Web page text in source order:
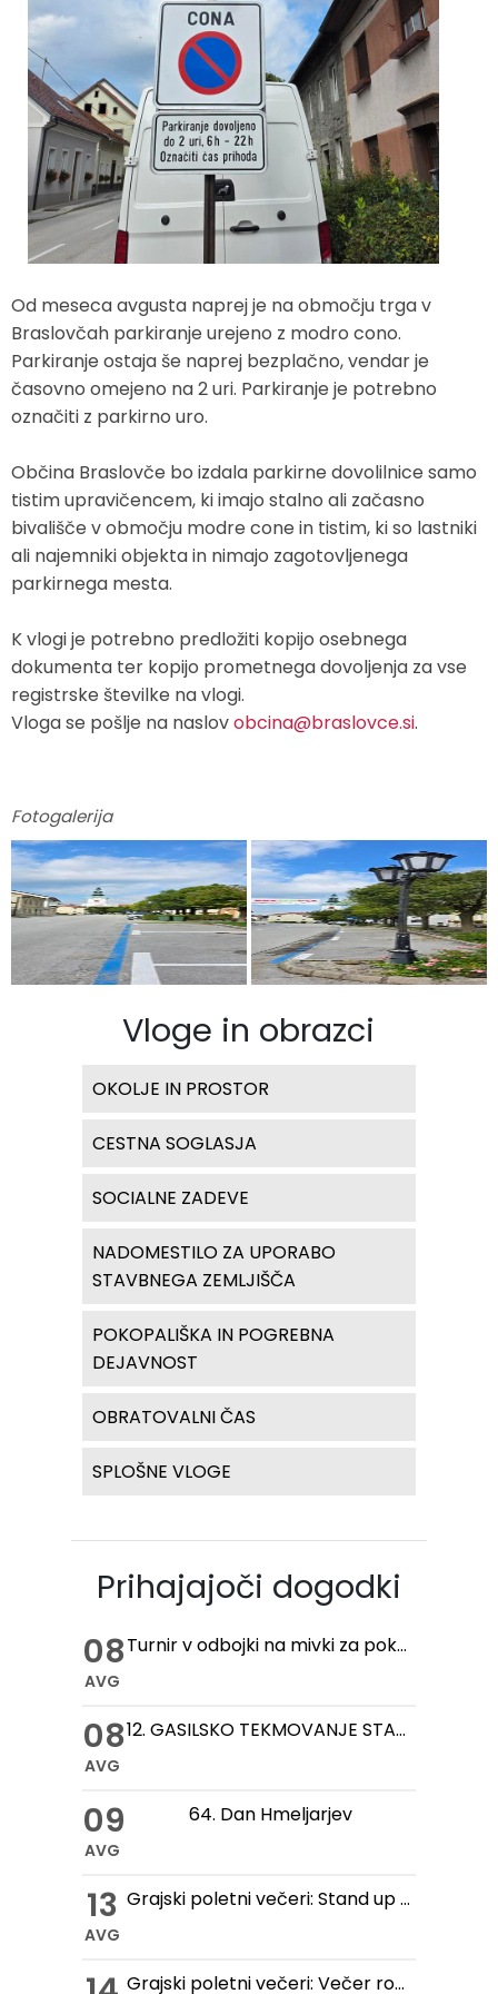
Od meseca avgusta naprej je na območju trga v
Braslovčah parkiranje urejeno z modro cono.
Parkiranje ostaja še naprej bezplačno, vendar je
časovno omejeno na 2 uri. Parkiranje je potrebno
označiti z parkirno uro.
Občina Braslovče bo izdala parkirne dovolilnice samo
tistim upravičencem, ki imajo stalno ali začasno
bivališče v območju modre cone in tistim, ki so lastniki
ali najemniki objekta in nimajo zagotovljenega
parkirnega mesta.
K vlogi je potrebno predložiti kopijo osebnega
dokumenta ter kopijo prometnega dovoljenja za vse
registrske številke na vlogi.
Vloga se pošlje na naslovobcina@braslovce.si.
Fotogalerija
Vloge in obrazci
OKOLJE IN PROSTOR
CESTNA SOGLASJA
SOCIALNE ZADEVE
NADOMESTILO ZA UPORABO
STAVBNEGA ZEMLJIŠČA
POKOPALIŠKA IN POGREBNA
DEJAVNOST
OBRATOVALNI ČAS
SPLOŠNE VLOGE
Prihajajoči dogodki
08
AVG
Turnir v odbojki na mivki za pokal hmeljske kobule
08
AVG
12. GASILSKO TEKMOVANJE STARIH ROČNIH IN MOTORNIH BRIZGALN
09
AVG
64. Dan Hmeljarjev
13
AVG
Grajski poletni večeri: Stand up večer na Gradu Žovnek
Grajski poletni večeri: Večer romantike na Gradu Žovnek
Zaščita in reševanje
Proračun občine
Prostorski akti občine
Strateški dokumenti
Občinsko glasilo
Uradne objave
Lokalne volitve
Varuhov kotiček
Ekomuzej hmeljarstva in pivovarstva
Dežela celjska
Slovo naših občanov
Objave Savinjska TV